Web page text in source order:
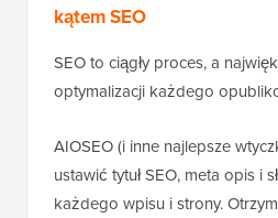
kątem SEO
SEO to ciągły proces, a
optymalizacji każdego
AIOSEO (i inne najlepsze
ustawić tytuł SEO, meta opis i
każdego wpisu i strony.